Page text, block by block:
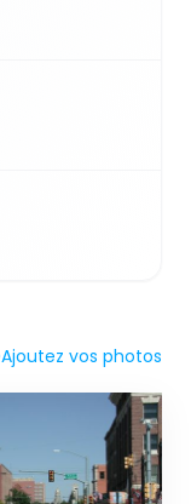
Ajoutez vos photos